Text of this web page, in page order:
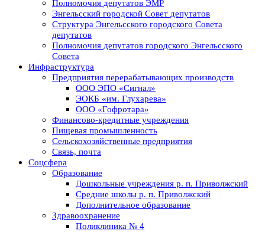
Полномочия депутатов ЭМР
Энгельсский городской Совет депутатов
Структура Энгельсского городского Совета
депутатов
Полномочия депутатов городского Энгельсского
Совета
Инфраструктура
Предприятия перерабатывающих производств
ООО ЭПО «Сигнал»
ЭОКБ «им. Глухарева»
ООО «Гофротара»
Финансово-кредитные учреждения
Пищевая промышленность
Сельскохозяйственные предприятия
Связь, почта
Соцсфера
Образование
Дошкольные учреждения р. п. Приволжский
Средние школы р. п. Приволжский
Дополнительное образование
Здравоохранение
Поликлиника № 4